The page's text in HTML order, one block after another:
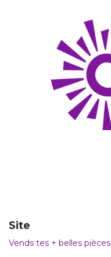
Site
Vends tes + belles pièces